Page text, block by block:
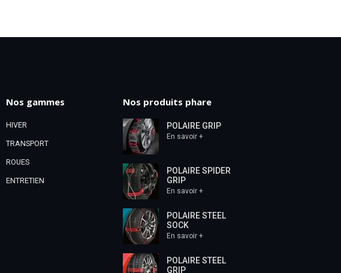
Nos gammes
HIVER
TRANSPORT
ROUES
ENTRETIEN
Nos produits phare
POLAIRE GRIP
En savoir +
POLAIRE SPIDER
GRIP
En savoir +
POLAIRE STEEL
SOCK
En savoir +
POLAIRE STEEL
GRIP